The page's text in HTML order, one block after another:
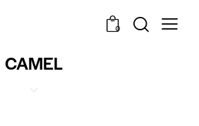
0
CAMEL